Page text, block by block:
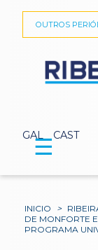
GAL CAST
OUTROS
☰
INICIO >
DE MONFORTE
PROGRAMA